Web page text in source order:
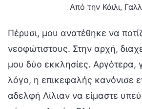
Από την Κάιλι,
Πέρυσι, μου ανατέθηκε να
νεοφώτιστους. Στην αρχή,
μου δύο εκκλησίες. Αργότερα,
λόγο, η επικεφαλής κανόνισε
αδελφή Λίλιαν να είμαστε